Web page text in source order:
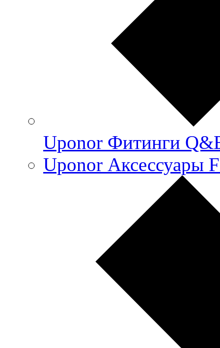
Uponor Фитинги
Uponor Аксессуары